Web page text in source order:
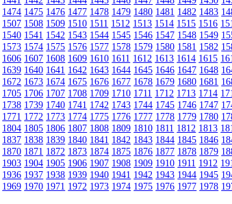
1474 1475 1476 1477 1478 1479 1480 1481 1482 1483
1507 1508 1509 1510 1511 1512 1513 1514 1515 1516
1540 1541 1542 1543 1544 1545 1546 1547 1548 1549
1573 1574 1575 1576 1577 1578 1579 1580 1581 1582
1606 1607 1608 1609 1610 1611 1612 1613 1614 1615
1639 1640 1641 1642 1643 1644 1645 1646 1647 1648
1672 1673 1674 1675 1676 1677 1678 1679 1680 1681
1705 1706 1707 1708 1709 1710 1711 1712 1713 1714
1738 1739 1740 1741 1742 1743 1744 1745 1746 1747
1771 1772 1773 1774 1775 1776 1777 1778 1779 1780
1804 1805 1806 1807 1808 1809 1810 1811 1812 1813
1837 1838 1839 1840 1841 1842 1843 1844 1845 1846
1870 1871 1872 1873 1874 1875 1876 1877 1878 1879
1903 1904 1905 1906 1907 1908 1909 1910 1911 1912
1936 1937 1938 1939 1940 1941 1942 1943 1944 1945
1969 1970 1971 1972 1973 1974 1975 1976 1977 1978